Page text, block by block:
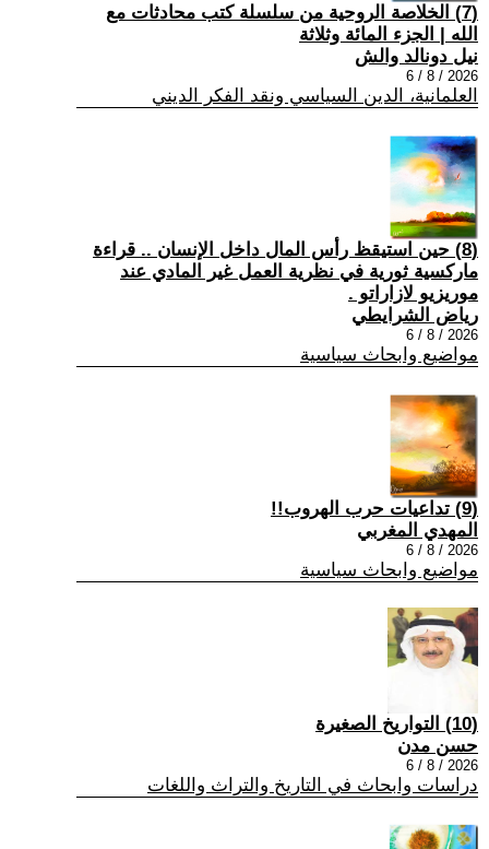
(7) الخلاصة الروحية من سلسلة كتب محادثات مع
الله | الجزء المائة وثلاثة
نيل دونالد والش
2026 / 8 / 6
العلمانية، الدين السياسي ونقد الفكر الديني
(8) حين استيقظ رأس المال داخل الإنسان .. قراءة
ماركسية ثورية في نظرية العمل غير المادي عند
موريزيو لازاراتو .
رياض الشرايطي
2026 / 8 / 6
مواضيع وابحاث سياسية
(9) تداعيات حرب الهروب!!
المهدي المغربي
2026 / 8 / 6
مواضيع وابحاث سياسية
(10) التواريخ الصغيرة
حسن مدن
2026 / 8 / 6
دراسات وابحاث في التاريخ والتراث واللغات